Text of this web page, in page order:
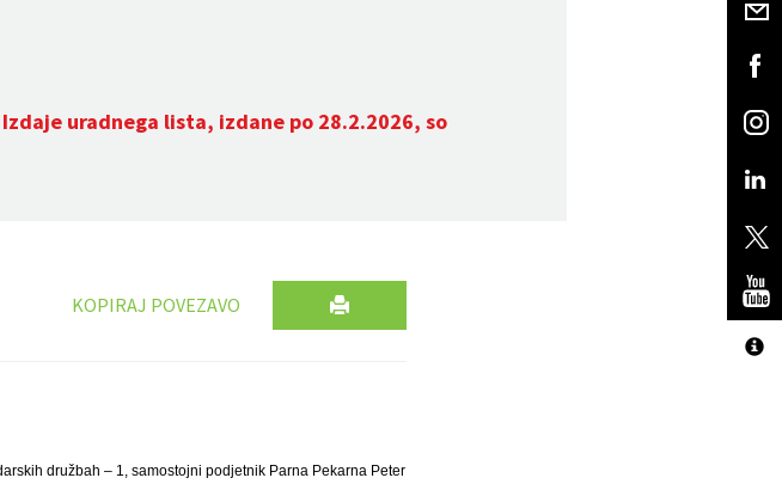
uradnega lista, izdane po 28.2.2026, so
KOPIRAJ POVEZAVO
družbah – 1, samostojni podjetnik Parna Pekarna Peter